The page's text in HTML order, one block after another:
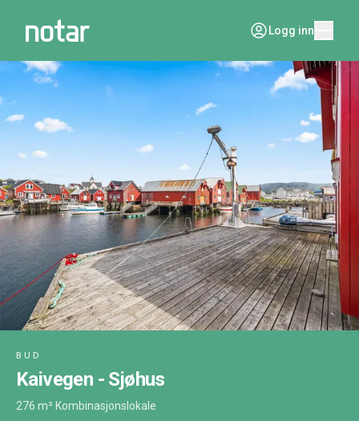
Logg inn
BUD
Kaivegen - Sjøhus
276 m²·Kombinasjonslokale